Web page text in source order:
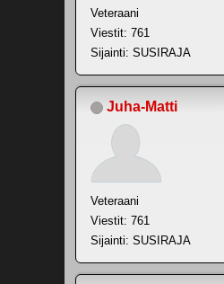
Veteraani
Viestit: 761
Sijainti: SUSIRAJA
Juha-Matti
Veteraani
Viestit: 761
Sijainti: SUSIRAJA